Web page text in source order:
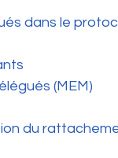
dans le
(MEM)
du